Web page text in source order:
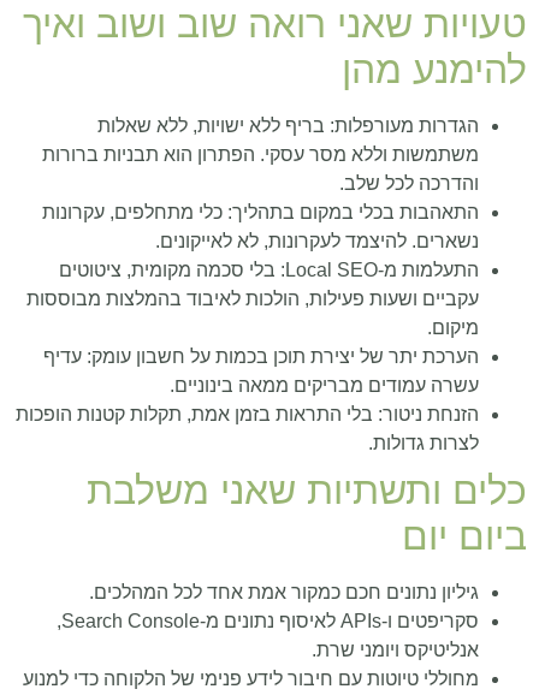
טעויות שאני רואה שוב ושוב ואיך
להימנע מהן
הגדרות מעורפלות: בריף ללא ישויות, ללא שאלות
משתמשות וללא מסר עסקי. הפתרון הוא תבניות ברורות
והדרכה לכל שלב.
התאהבות בכלי במקום בתהליך: כלי מתחלפים, עקרונות
נשארים. להיצמד לעקרונות, לא לאייקונים.
התעלמות מ‑Local SEO: בלי סכמה מקומית, ציטוטים
עקביים ושעות פעילות, הולכות לאיבוד בהמלצות מבוססות
מיקום.
הערכת יתר של יצירת תוכן בכמות על חשבון עומק: עדיף
עשרה עמודים מבריקים ממאה בינוניים.
הזנחת ניטור: בלי התראות בזמן אמת, תקלות קטנות הופכות
לצרות גדולות.
כלים ותשתיות שאני משלבת
ביום יום
גיליון נתונים חכם כמקור אמת אחד לכל המהלכים.
סקריפטים ו‑APIs לאיסוף נתונים מ‑Search Console,
אנליטיקס ויומני שרת.
מחוללי טיוטות עם חיבור לידע פנימי של הלקוחה כדי למנוע